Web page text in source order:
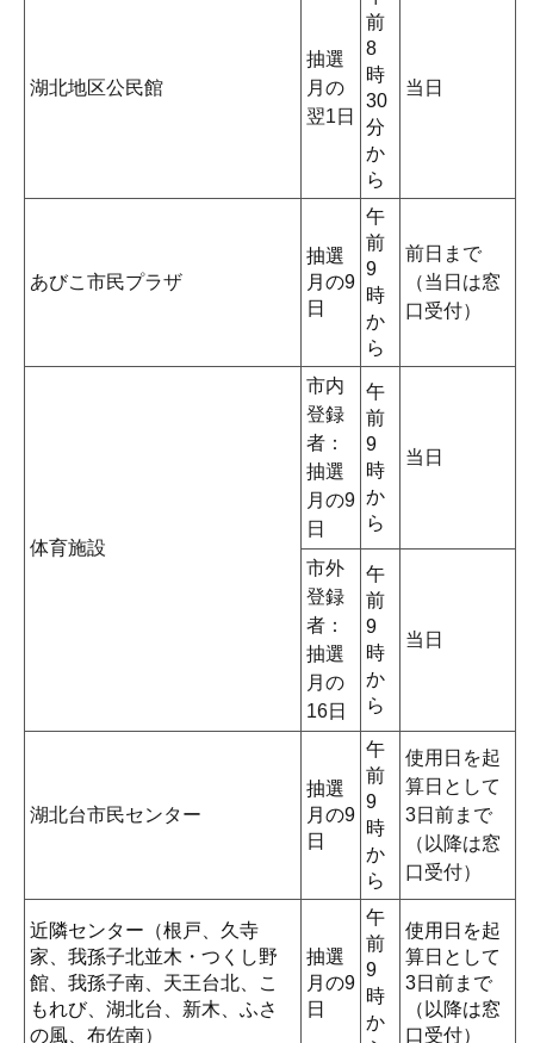
湖北地区公民館
抽選
月の
翌1日
前
8
時
30
分
か
ら
当日
あびこ市民プラザ
抽選
月の9
日
午
前
9
時
か
ら
前日まで
（当日は窓
口受付）
体育施設
市内
登録
者：
抽選
月の9
日
午
前
9
時
か
ら
当日
市外
登録
者：
抽選
月の
16日
午
前
9
時
か
ら
当日
湖北台市民センター
抽選
月の9
日
午
前
9
時
か
ら
使用日を起
算日として
3日前まで
（以降は窓
口受付）
近隣センター（根戸、久寺
家、我孫子北並木・つくし野
館、我孫子南、天王台北、こ
もれび、湖北台、新木、ふさ
の風、布佐南）
抽選
月の9
日
午
前
9
時
か
使用日を起
算日として
3日前まで
（以降は窓
口受付）